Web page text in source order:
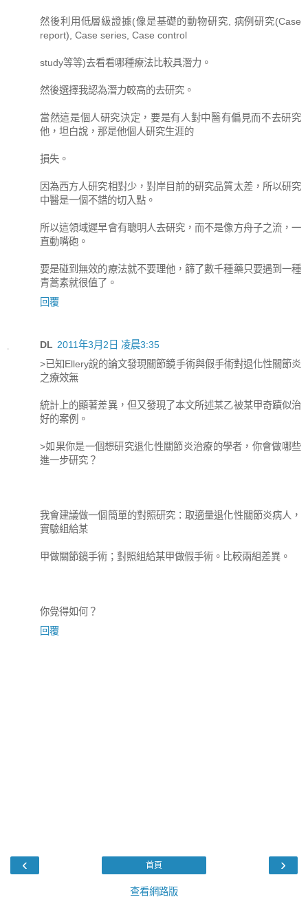
然後利用低層級證據(像是基礎的動物研究, 病例研究(Case
report), Case series, Case control
study等等)去看看哪種療法比較具潛力。
然後選擇我認為潛力較高的去研究。
當然這是個人研究決定，要是有人對中醫有偏見而不去研究
他，坦白說，那是他個人研究生涯的
損失。
因為西方人研究相對少，對岸目前的研究品質太差，所以研究
中醫是一個不錯的切入點。
所以這領域遲早會有聰明人去研究，而不是像方舟子之流，一
直動嘴砲。
要是碰到無效的療法就不要理他，篩了數千種藥只要遇到一種
青蒿素就很值了。
回覆
DL 2011年3月2日 凌晨3:35
>已知Ellery說的論文發現關節鏡手術與假手術對退化性關節炎
之療效無
統計上的顯著差異，但又發現了本文所述某乙被某甲奇蹟似治
好的案例。
>如果你是一個想研究退化性關節炎治療的學者，你會做哪些
進一步研究？
我會建議做一個簡單的對照研究：取適量退化性關節炎病人，
實驗組給某
甲做關節鏡手術；對照組給某甲做假手術。比較兩組差異。
你覺得如何？
回覆
‹ ›
首頁
查看網路版